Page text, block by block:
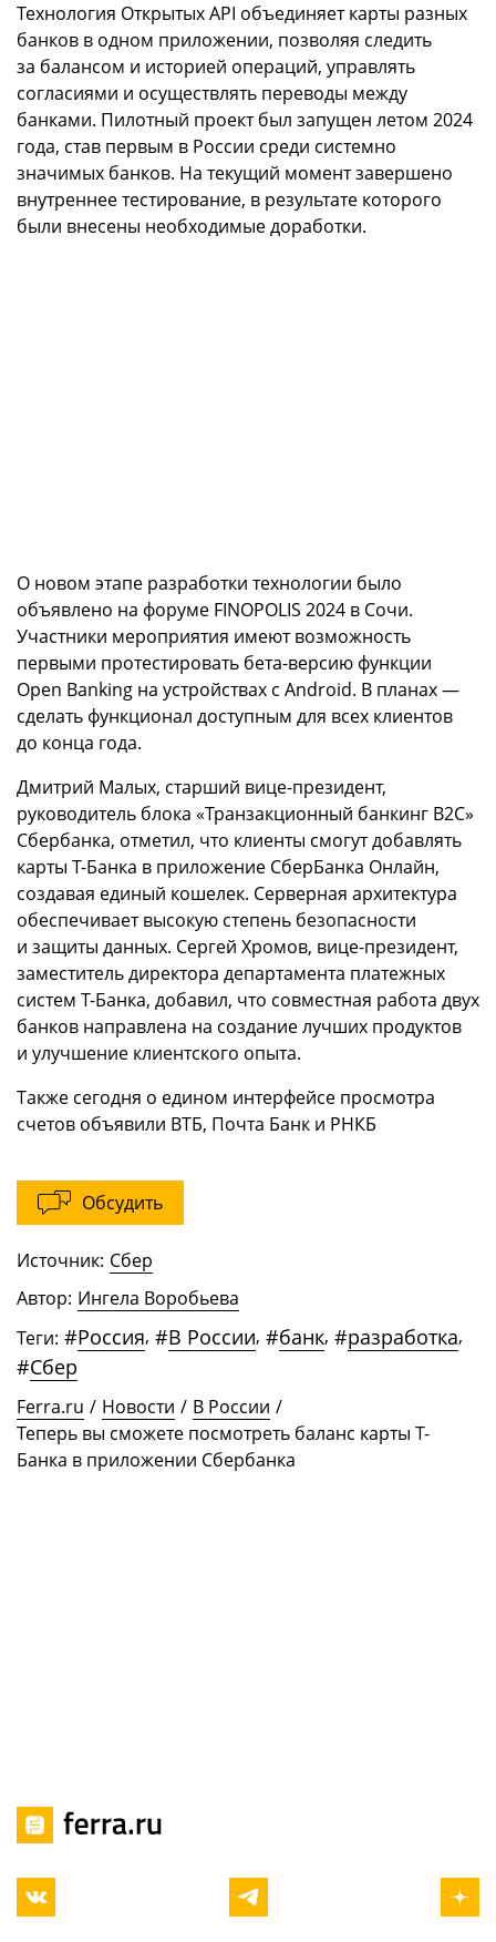
Технология Открытых API объединяет карты разных
банков в одном приложении, позволяя следить
за балансом и историей операций, управлять
согласиями и осуществлять переводы между
банками. Пилотный проект был запущен летом 2024
года, став первым в России среди системно
значимых банков. На текущий момент завершено
внутреннее тестирование, в результате которого
были внесены необходимые доработки.
О новом этапе разработки технологии было
объявлено на форуме FINOPOLIS 2024 в Сочи.
Участники мероприятия имеют возможность
первыми протестировать бета-версию функции
Open Banking на устройствах с Android. В планах —
сделать функционал доступным для всех клиентов
до конца года.
Дмитрий Малых, старший вице-президент,
руководитель блока «Транзакционный банкинг B2C»
Сбербанка, отметил, что клиенты смогут добавлять
карты Т-Банка в приложение СберБанка Онлайн,
создавая единый кошелек. Серверная архитектура
обеспечивает высокую степень безопасности
и защиты данных. Сергей Хромов, вице-президент,
заместитель директора департамента платежных
систем Т-Банка, добавил, что совместная работа двух
банков направлена на создание лучших продуктов
и улучшение клиентского опыта.
Также сегодня о едином интерфейсе просмотра
счетов объявили ВТБ, Почта Банк и РНКБ
Обсудить
Источник: Сбер
Автор: Ингела Воробьева
Теги: #Россия, #В России, #банк, #разработка,
#Сбер
Ferra.ru / Новости / В России /
Теперь вы сможете посмотреть баланс карты Т-
Банка в приложении Сбербанка